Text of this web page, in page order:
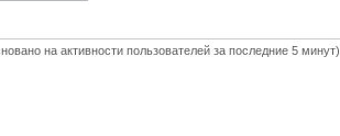
на активности пользователей за последние 5 минут)